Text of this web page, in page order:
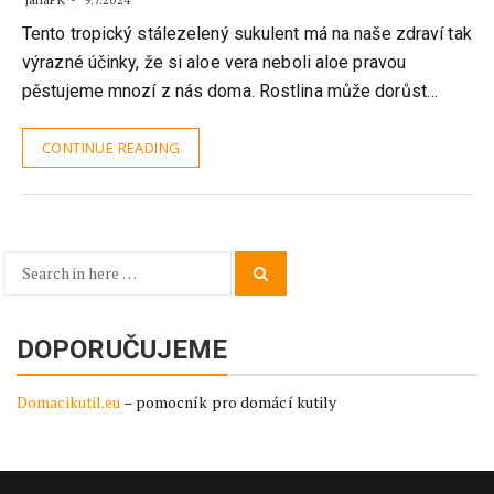
Tento tropický stálezelený sukulent má na naše zdraví tak
výrazné účinky, že si aloe vera neboli aloe pravou
pěstujeme mnozí z nás doma. Rostlina může dorůst…
CONTINUE READING
Search
DOPORUČUJEME
Domacikutil.eu – pomocník pro domácí kutily